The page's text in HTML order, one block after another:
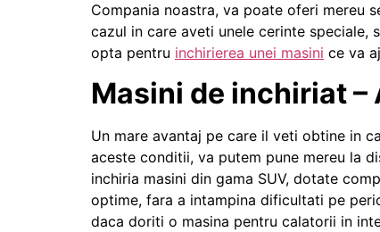
Compania noastra, va poate oferi mereu
cazul in care aveti unele cerinte speciale,
opta pentru inchirierea unei masini ce va
Masini de inchiriat
Un mare avantaj pe care il veti obtine in
aceste conditii, va putem pune mereu la
inchiria masini din gama SUV, dotate
optime, fara a intampina dificultati pe
daca doriti o masina pentru calatorii in